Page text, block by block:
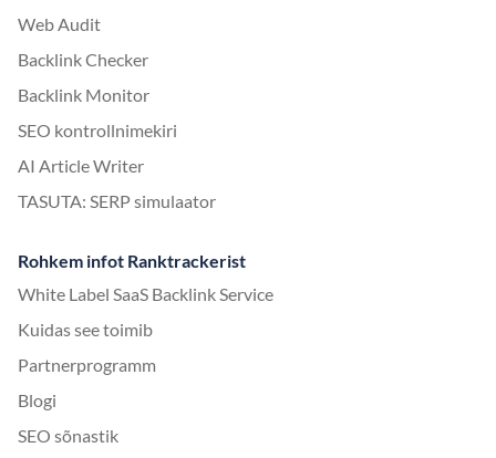
Web Audit
Backlink Checker
Backlink Monitor
SEO kontrollnimekiri
AI Article Writer
TASUTA: SERP simulaator
Rohkem infot Ranktrackerist
White Label SaaS Backlink Service
Kuidas see toimib
Partnerprogramm
Blogi
SEO sõnastik